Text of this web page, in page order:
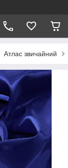
Атлас звичайний